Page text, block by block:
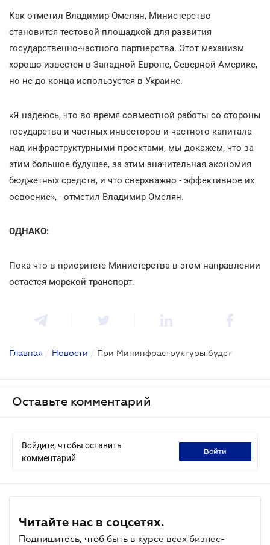
Как отметил Владимир Омелян, Министерство
становится тестовой площадкой для развития
государственно-частного партнерства. Этот механизм
хорошо известен в Западной Европе, Северной Америке,
но не до конца используется в Украине.
«Я надеюсь, что во время совместной работы со стороны
государства и частных инвесторов и частного капитала
над инфраструктурными проектами, мы докажем, что за
этим большое будущее, за этим значительная экономия
бюджетных средств, и что сверхважно - эффективное их
освоение», - отметил Владимир Омелян.
ОДНАКО:
Пока что в приоритете Министерства в этом направлении
остается морской транспорт.
Главная / Новости / При Мининфраструктуры будет
Оставьте комментарий
Войдите, чтобы оставить
комментарий
войти
Читайте нас в соцсетях.
Подпишитесь, чтоб быть в курсе всех бизнес-